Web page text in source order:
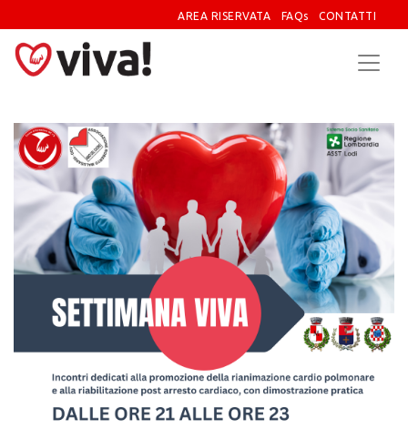
AREA RISERVATA FAQs CONTATTI